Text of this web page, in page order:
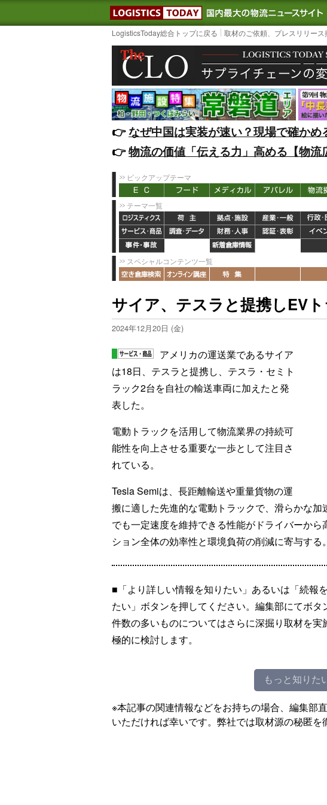
LOGISTICS TODAY｜国内
LogisticsToday総合トップに戻る 取材のご依頼、プレスリリー
👉️なぜ中国は実装が速い？現場で確かめ
👉️物流の価値「伝える力」高める【物
ピックアップテーマ
テーマ一覧
スペシャルコンテンツ一覧
サイア、テスラと提携しEV
2024年12月20日 (金)
アメリカの運送業であるサイア
は18日、テスラと提携し、テスラ・セミト
ラック2台を自社の輸送車両に加えたと発
表した。
電動トラックを活用して物流業界の持続可
能性を向上させる重要な一歩として注目さ
れている。
Tesla Semiは、長距離輸送や重量貨物の運
搬に適した先進的な電動トラックで、滑らかな
でも一定速度を維持できる性能がドライバーか
ション全体の効率性と環境負荷の削減に寄与する。
■「より詳しい情報を知りたい」あるいは「続報
たい」ボタンを押してください。編集部にてボタ
件数の多いものについてはさらに深掘り取材を
極的に検討します。
もっと知りた
※本記事の関連情報などをお持ちの場合、編集部
いただければ幸いです。弊社では取材源の秘匿を